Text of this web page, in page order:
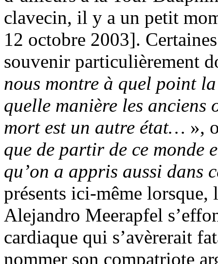
clavecin, il y a un petit
12 octobre 2003].
souvenir particulièrement
nous montre à quel point
quelle manière les anciens
mort est un autre état… »,
que de partir de ce monde
qu’on a appris aussi dans
présents ici-même
Alejandro Meerapfel
cardiaque qui s’avèrerait
nommer son compatriote